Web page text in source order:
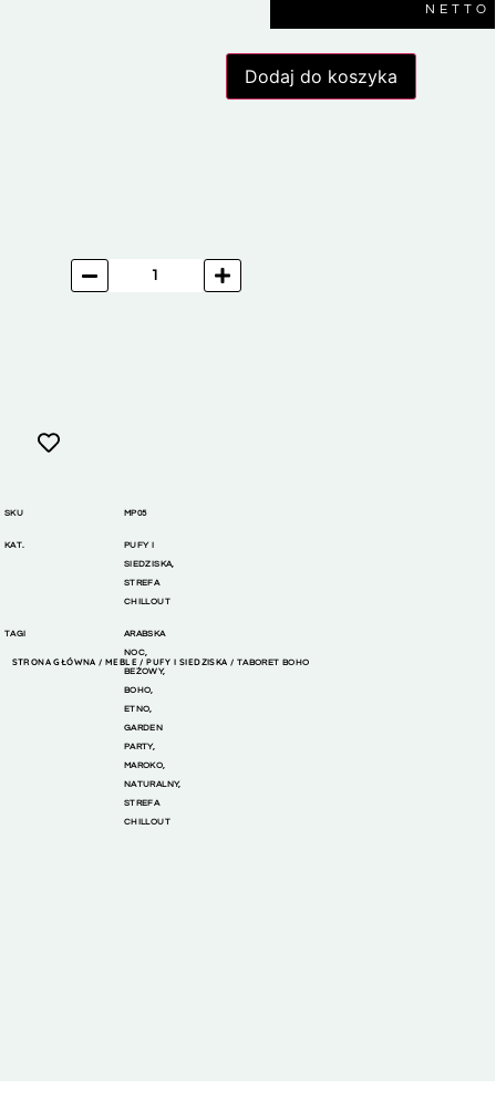
NETTO
Dodaj do koszyka
SKU MP05
KAT.
PUFY I
SIEDZISKA
STREFA
CHILLOUT
TAGI
ARABSKA
NOC,
BEŻOWY,
BOHO
ETNO
GARDEN
PARTY,
MAROKO
NATURALNY,
STREFA
CHILLOUT
STRONA GŁÓWNA /MEBLE /PUFY I SIEDZISKA / TABORET BOHO